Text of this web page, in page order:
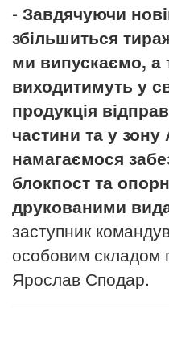
- Завдячуючи
збільшиться
ми випускаємо, а
виходитимуть у
продукція
частини та у
намагаємося
блокпост та
друкованими
заступник
особовим складом
Ярослав Сподар.